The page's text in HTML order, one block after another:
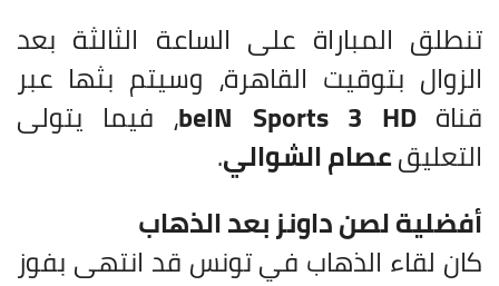
تنطلق المباراة على الساعة الثالثة بعد
الزوال بتوقيت القاهرة، وسيتم بثها عبر
قناةbeIN Sports 3 HD، فيما يتولى
التعليقعصام الشوالي.
أفضلية لصن داونز بعد الذهاب
كان لقاء الذهاب في تونس قد انتهى بفوز